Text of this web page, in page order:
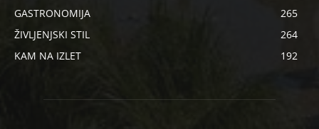
GASTRONOMIJA
265
ŽIVLJENJSKI STIL
264
KAM NA IZLET
192